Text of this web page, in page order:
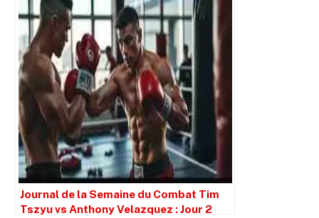
Journal de la Semaine du Combat Tim
Tszyu vs Anthony Velazquez : Jour 2